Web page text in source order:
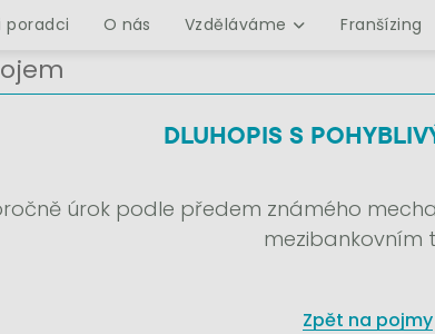
poradci O nás Vzděláváme Franšízing
DLUHOPIS S
úrok podle předem známého
mezibankovním
Zpět na pojmy